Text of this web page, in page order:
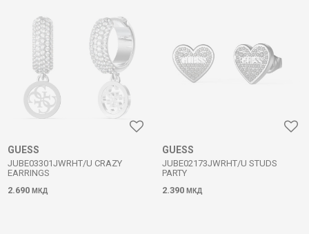
GUESS
JUBE03301JWRHT/U CRAZY
EARRINGS
2.690 МКД
GUESS
JUBE02173JWRHT/U STUDS
PARTY
2.390 МКД